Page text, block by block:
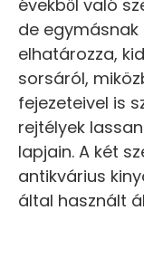
évekből való
de
elhatározza,
sorsáról,
fejezeteivel is
rejtélyek
lapjain. A két
antikvárius
által használt